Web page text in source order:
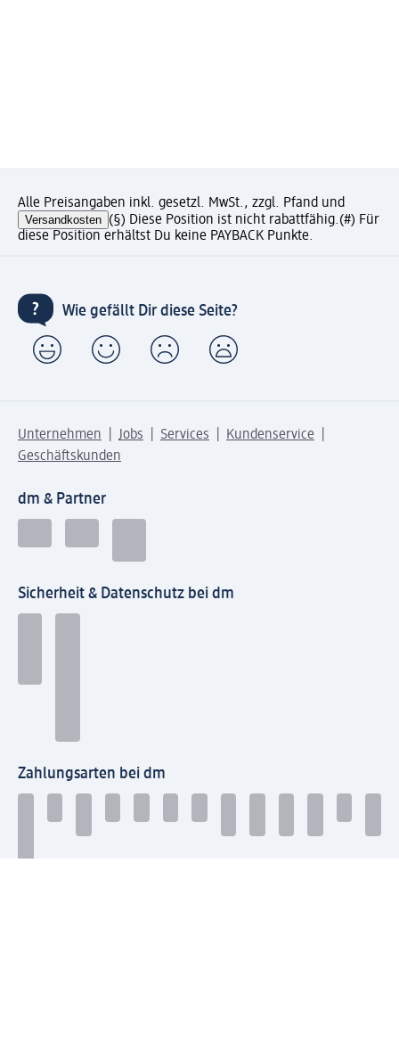
Alle Preisangaben inkl. gesetzl. MwSt., zzgl. Pfand und
Versandkosten (§) Diese Position ist nicht rabattfähig.(#) Für
diese Position erhältst Du keine PAYBACK Punkte.
Wie gefällt Dir diese Seite?
Unternehmen Jobs Services
Kundenservice
Geschäftskunden
dm & Partner
Sicherheit & Datenschutz bei dm
Zahlungsarten bei dm